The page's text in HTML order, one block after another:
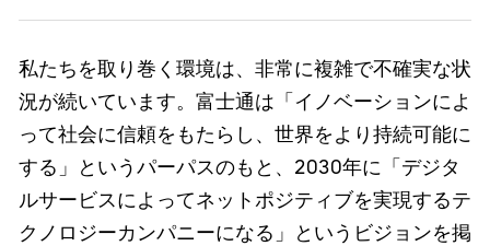
私たちを取り巻く環境は、非常に複雑で不確実な状
況が続いています。富士通は「イノベーションによ
って社会に信頼をもたらし、世界をより持続可能に
する」というパーパスのもと、2030年に「デジタ
ルサービスによってネットポジティブを実現するテ
クノロジーカンパニーになる」というビジョンを掲